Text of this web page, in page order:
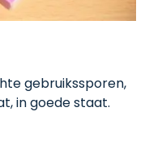
gebruikssporen,
in goede staat.